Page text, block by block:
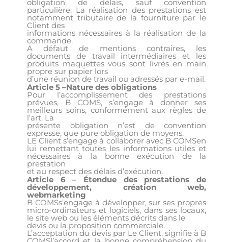
obligation de délais, sauf convention
particulière. La réalisation des prestations est
notamment tributaire de la fourniture par le
Client des
informations nécessaires à la réalisation de la
commande.
A défaut de mentions contraires, les
documents de travail intermédiaires et les
produits maquettes vous sont livrés en main
propre sur papier lors
d’une réunion de travail ou adressés par e-mail.
Article 5 –Nature des obligations
Pour l’accomplissement des prestations
prévues, B COMS, s’engage à donner ses
meilleurs soins, conformément aux règles de
l’art. La
présente obligation n’est de convention
expresse, que pure obligation de moyens.
LE Client s’engage à collaborer avec B COMSen
lui remettant toutes les informations utiles et
nécessaires à la bonne exécution de la
prestation
et au respect des délais d’exécution.
Article 6 – Étendue des prestations de
développement, création web,
webmarketing
B COMSs’engage à développer, sur ses propres
micro-ordinateurs et logiciels, dans ses locaux,
le site web ou les éléments décrits dans le
devis ou la proposition commerciale.
L’acceptation du devis par Le Client, signifie à B